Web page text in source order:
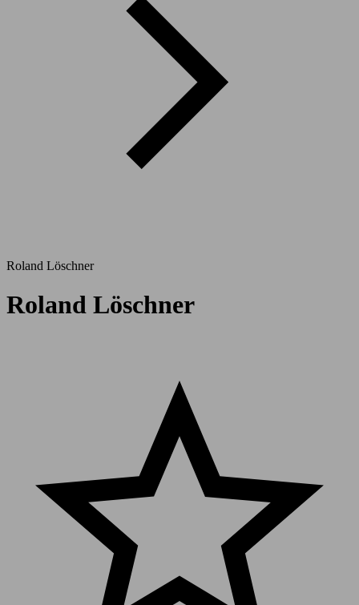
Roland Löschner
Roland Löschner